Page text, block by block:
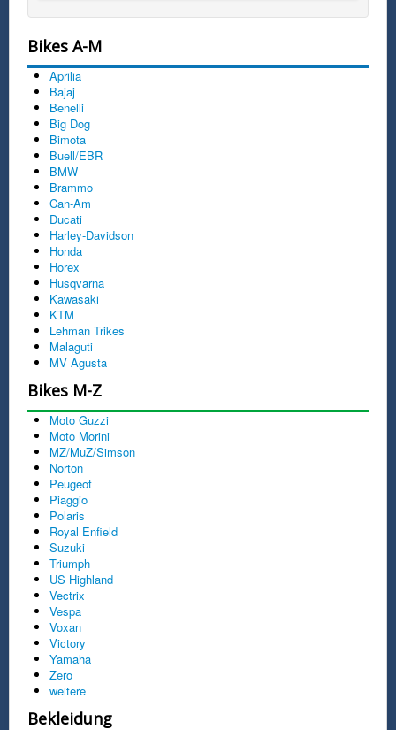
Bikes A-M
Aprilia
Bajaj
Benelli
Big Dog
Bimota
Buell/EBR
BMW
Brammo
Can-Am
Ducati
Harley-Davidson
Honda
Horex
Husqvarna
Kawasaki
KTM
Lehman Trikes
Malaguti
MV Agusta
Bikes M-Z
Moto Guzzi
Moto Morini
MZ/MuZ/Simson
Norton
Peugeot
Piaggio
Polaris
Royal Enfield
Suzuki
Triumph
US Highland
Vectrix
Vespa
Voxan
Victory
Yamaha
Zero
weitere
Bekleidung